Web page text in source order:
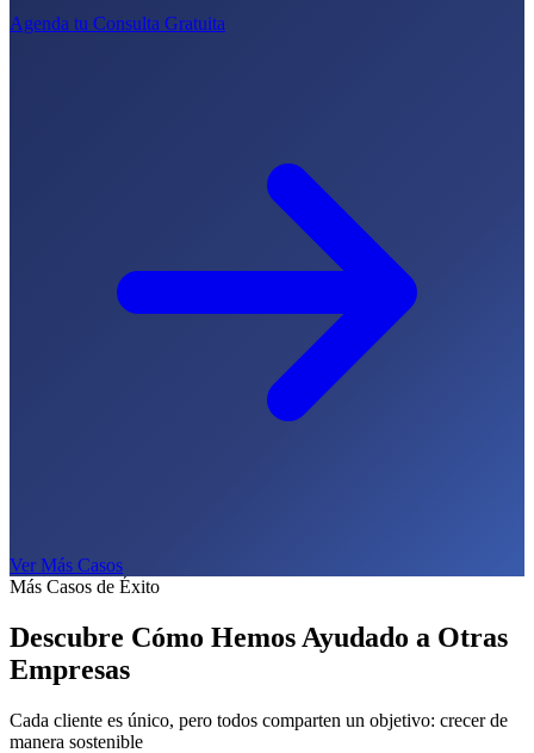
Agenda tu Consulta Gratuita
Ver Más Casos
Más Casos de Éxito
Descubre Cómo Hemos Ayudado a Otras
Empresas
Cada cliente es único, pero todos comparten un objetivo: crecer de
manera sostenible